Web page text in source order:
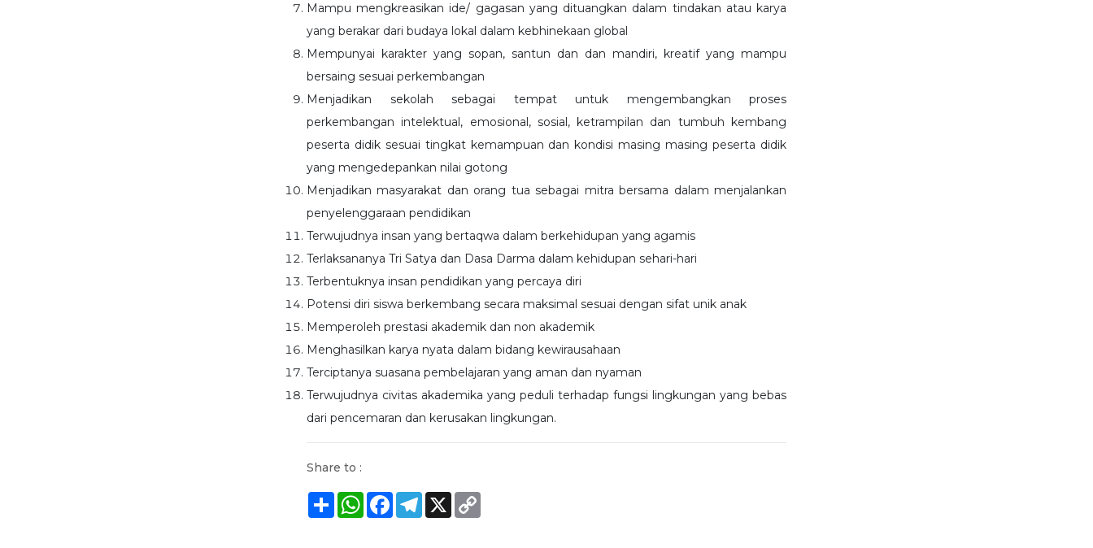
Mampu mengkreasikan ide/ gagasan yang dituangkan dalam tindakan atau karya
yang berakar dari budaya lokal dalam kebhinekaan global
Mempunyai karakter yang sopan, santun dan dan mandiri, kreatif yang mampu
bersaing sesuai perkembangan
Menjadikan sekolah sebagai tempat untuk mengembangkan proses
perkembangan intelektual, emosional, sosial, ketrampilan dan tumbuh kembang
peserta didik sesuai tingkat kemampuan dan kondisi masing masing peserta didik
yang mengedepankan nilai gotong
Menjadikan masyarakat dan orang tua sebagai mitra bersama dalam menjalankan
penyelenggaraan pendidikan
Terwujudnya insan yang bertaqwa dalam berkehidupan yang agamis
Terlaksananya Tri Satya dan Dasa Darma dalam kehidupan sehari-hari
Terbentuknya insan pendidikan yang percaya diri
Potensi diri siswa berkembang secara maksimal sesuai dengan sifat unik anak
Memperoleh prestasi akademik dan non akademik
Menghasilkan karya nyata dalam bidang kewirausahaan
Terciptanya suasana pembelajaran yang aman dan nyaman
Terwujudnya civitas akademika yang peduli terhadap fungsi lingkungan yang bebas
dari pencemaran dan kerusakan lingkungan.
Share to :
ShareWhatsApp
FacebookTelegram
X